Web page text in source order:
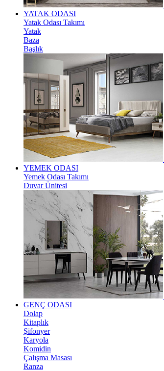
YATAK ODASI
Yatak Odası Takımı
Yatak
Baza
Başlık
YEMEK ODASI
Yemek Odası Takımı
Duvar Ünitesi
GENÇ ODASI
Dolap
Kitaplık
Şifonyer
Karyola
Komidin
Çalışma Masası
Ranza